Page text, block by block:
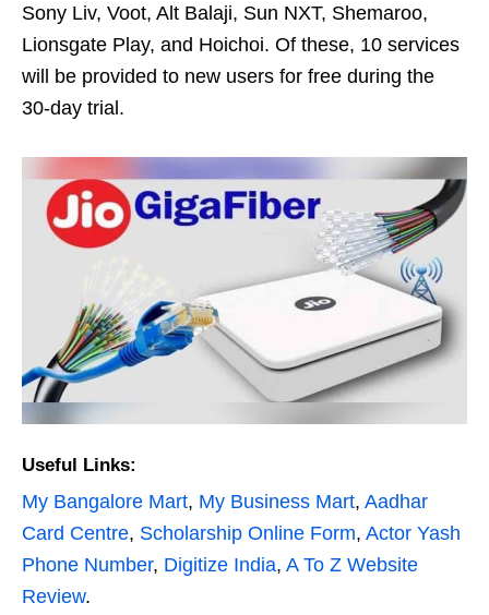
Sony Liv, Voot, Alt Balaji, Sun NXT, Shemaroo,
Lionsgate Play, and Hoichoi. Of these, 10 services
will be provided to new users for free during the
30-day trial.
Useful Links:
My Bangalore Mart, My Business Mart, Aadhar
Card Centre, Scholarship Online Form, Actor Yash
Phone Number, Digitize India, A To Z Website
Review.